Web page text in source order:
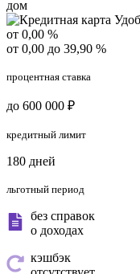
дом
от 0,00 %
от 0,00 до 39,90 %
процентная ставка
до 600 000 ₽
кредитный лимит
180 дней
льготный период
без справок
о доходах
кэшбэк